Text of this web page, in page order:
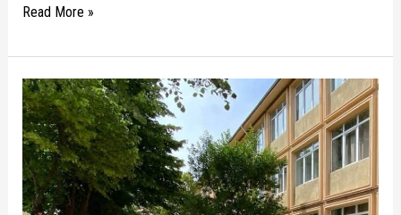
Read More »
ZIUA
PORȚILOR DESCHISE